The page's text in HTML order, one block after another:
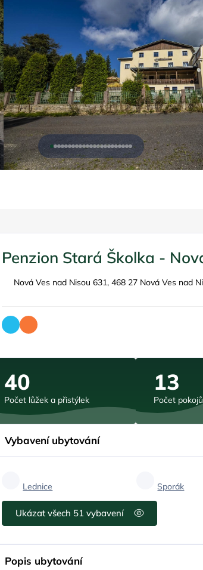
Penzion Stará Školka -
Nová Ves nad Nisou 631, 468 27 Nová Ves nad
40
Počet lůžek a přistýlek
13
Počet pokojů
Vybavení ubytování
Lednice Sporák
Ukázat všech 51 vybavení
Popis ubytování